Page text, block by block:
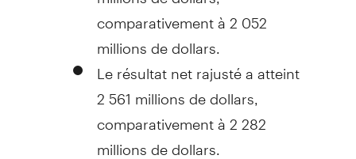
comparativement à 2 052
millions de dollars.
Le résultat net rajusté a atteint
2 561 millions de dollars,
comparativement à 2 282
millions de dollars.